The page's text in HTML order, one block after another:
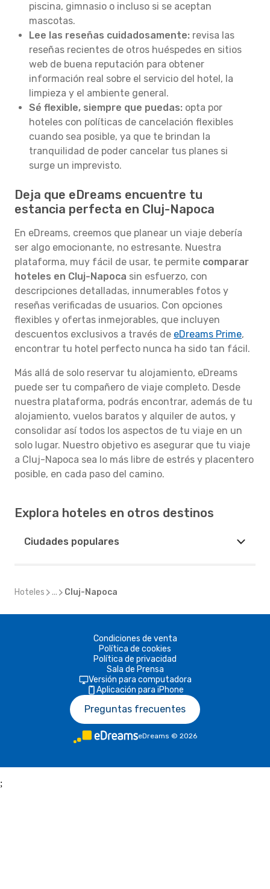
piscina, gimnasio o incluso si se aceptan
mascotas.
Lee las reseñas cuidadosamente: revisa las
reseñas recientes de otros huéspedes en sitios
web de buena reputación para obtener
información real sobre el servicio del hotel, la
limpieza y el ambiente general.
Sé flexible, siempre que puedas: opta por
hoteles con políticas de cancelación flexibles
cuando sea posible, ya que te brindan la
tranquilidad de poder cancelar tus planes si
surge un imprevisto.
Deja que eDreams encuentre tu
estancia perfecta en Cluj-Napoca
En eDreams, creemos que planear un viaje debería
ser algo emocionante, no estresante. Nuestra
plataforma, muy fácil de usar, te permite comparar
hoteles en Cluj-Napoca sin esfuerzo, con
descripciones detalladas, innumerables fotos y
reseñas verificadas de usuarios. Con opciones
flexibles y ofertas inmejorables, que incluyen
descuentos exclusivos a través de eDreams Prime,
encontrar tu hotel perfecto nunca ha sido tan fácil.
Más allá de solo reservar tu alojamiento, eDreams
puede ser tu compañero de viaje completo. Desde
nuestra plataforma, podrás encontrar, además de tu
alojamiento, vuelos baratos y alquiler de autos, y
consolidar así todos los aspectos de tu viaje en un
solo lugar. Nuestro objetivo es asegurar que tu viaje
a Cluj-Napoca sea lo más libre de estrés y placentero
posible, en cada paso del camino.
Explora hoteles en otros destinos
Ciudades populares
Hoteles ... Cluj-Napoca
Condiciones de venta
Política de cookies
Política de privacidad
Sala de Prensa
Versión para computadora
Aplicación para iPhone
Preguntas frecuentes
eDreams © 2026
;